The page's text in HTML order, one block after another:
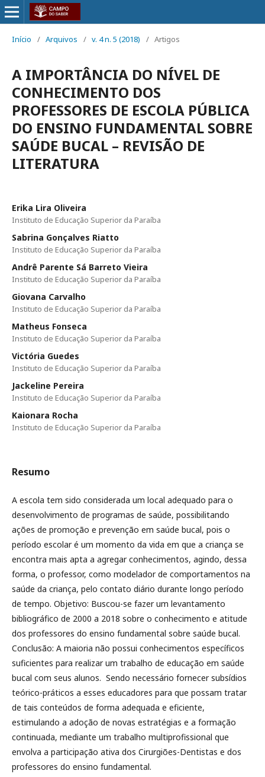
Início / Arquivos / v. 4 n. 5 (2018) / Artigos
A IMPORTÂNCIA DO NÍVEL DE
CONHECIMENTO DOS
PROFESSORES DE ESCOLA PÚBLICA
DO ENSINO FUNDAMENTAL SOBRE
SAÚDE BUCAL – REVISÃO DE
LITERATURA
Erika Lira Oliveira
Instituto de Educação Superior da Paraíba
Sabrina Gonçalves Riatto
Instituto de Educação Superior da Paraíba
Andrê Parente Sá Barreto Vieira
Instituto de Educação Superior da Paraíba
Giovana Carvalho
Instituto de Educação Superior da Paraíba
Matheus Fonseca
Instituto de Educação Superior da Paraíba
Victória Guedes
Instituto de Educação Superior da Paraíba
Jackeline Pereira
Instituto de Educação Superior da Paraíba
Kaionara Rocha
Instituto de Educação Superior da Paraíba
Resumo
A escola tem sido considerada um local adequado para o
desenvolvimento de programas de saúde, possibilitando
ações de promoção e prevenção em saúde bucal, pois o
período escolar é um momento da vida em que a criança se
encontra mais apta a agregar conhecimentos, agindo, dessa
forma, o professor, como modelador de comportamentos na
saúde da criança, pelo contato diário durante longo período
de tempo. Objetivo: Buscou-se fazer um levantamento
bibliográfico de 2000 a 2018 sobre o conhecimento e atitude
dos professores do ensino fundamental sobre saúde bucal.
Conclusão: A maioria não possui conhecimentos específicos
suficientes para realizar um trabalho de educação em saúde
bucal com seus alunos. Sendo necessário fornecer subsídios
teórico-práticos a esses educadores para que possam tratar
de tais conteúdos de forma adequada e eficiente,
estimulando a adoção de novas estratégias e a formação
continuada, mediante um trabalho multiprofissional que
envolva a participação ativa dos Cirurgiões-Dentistas e dos
professores do ensino fundamental.